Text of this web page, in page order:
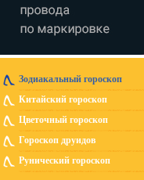
Зодиакальный гороскоп
Китайский гороскоп
Цветочный гороскоп
Гороскоп друидов
Рунический гороскоп